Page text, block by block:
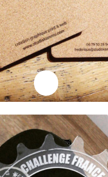
Lire la suite
Professionnels
Plaque Trophée